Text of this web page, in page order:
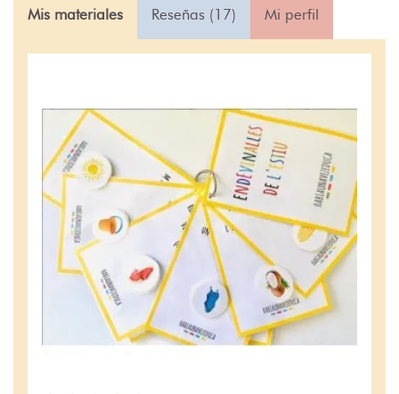
Mis materiales Reseñas (17) Mi perfil